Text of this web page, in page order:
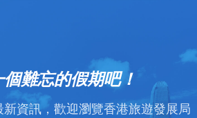
難忘的假期吧！
資訊，歡迎瀏覽香港旅遊發展局